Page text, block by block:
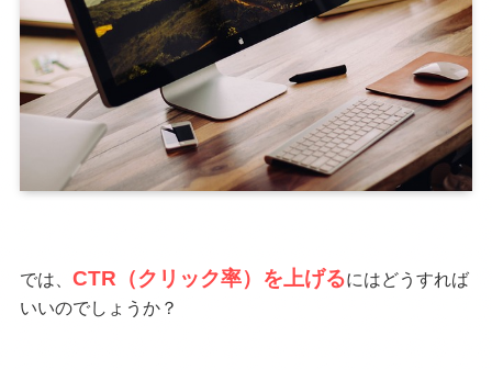
では、 CTR（クリック率）を上げるにはどうすれば
いいのでしょうか？